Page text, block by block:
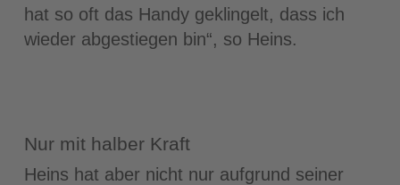
hat so oft das Handy geklingelt, dass ich
wieder abgestiegen bin“, so Heins.
Nur mit halber Kraft
Heins hat aber nicht nur aufgrund seiner